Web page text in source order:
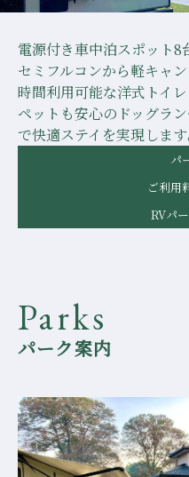
電源付き車中泊スポット8
セミフルコンから軽キャ
時間利用可能な洋式トイレ
ペットも安心のドッグラ
で快適ステイを実現します
パ
ご利用
RVパ
Parks
パーク案内